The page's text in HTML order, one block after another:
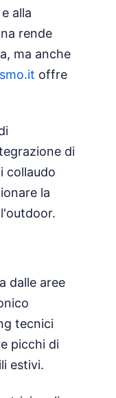
alla
rende
ma anche
offre
di
collaudo
la
dalle aree
tecnici
picchi di
estivi.